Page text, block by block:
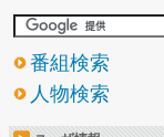
番組検索
人物検索